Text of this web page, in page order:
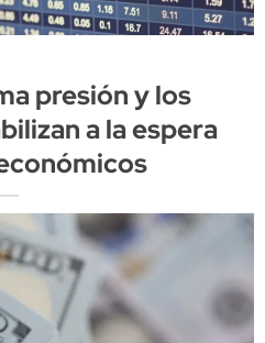
presión y los
a la espera